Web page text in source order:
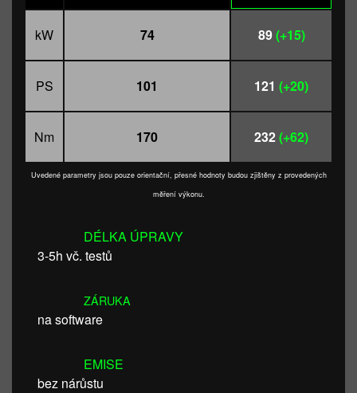
kW 74 89(+15)
PS 101 121 (+20)
Nm 170 232(+62)
Uvedené parametry jsou pouze orientační, přesné hodnoty budou zjištěny z provedených
měření výkonu.
DÉLKA ÚPRAVY
3-5h vč. testů
ZÁRUKA
na software
EMISE
bez nárůstu